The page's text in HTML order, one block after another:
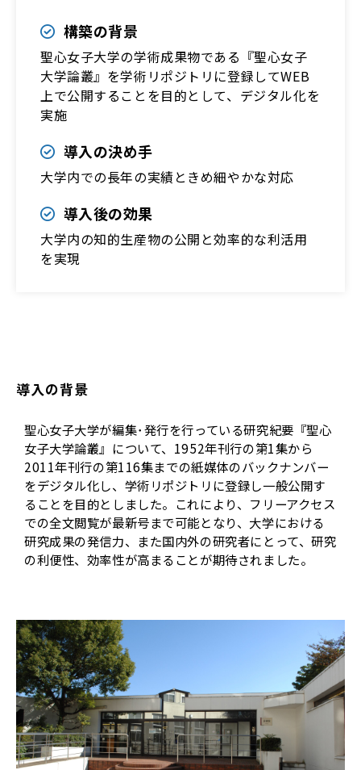
構築の背景
聖心女子大学の学術成果物である『聖心女子
大学論叢』を学術リポジトリに登録してWEB
上で公開することを目的として、デジタル化を
実施
導入の決め手
大学内での長年の実績ときめ細やかな対応
導入後の効果
大学内の知的生産物の公開と効率的な利活用
を実現
導入の背景
聖心女子大学が編集･発行を行っている研究紀要『聖心
女子大学論叢』について、1952年刊行の第1集から
2011年刊行の第116集までの紙媒体のバックナンバー
をデジタル化し、学術リポジトリに登録し一般公開す
ることを目的としました。これにより、フリーアクセス
での全文閲覧が最新号まで可能となり、大学における
研究成果の発信力、また国内外の研究者にとって、研究
の利便性、効率性が高まることが期待されました。